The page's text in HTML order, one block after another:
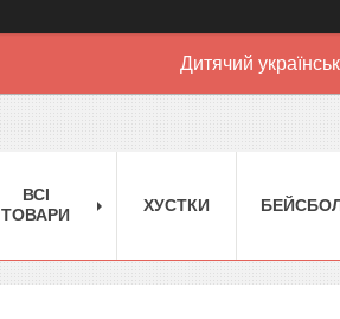
Дитячий
ВСІ
ТОВАРИ
XУСТКИ